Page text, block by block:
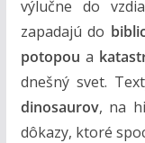
výlučne do
zapadajú do
potopou a
dnešný svet.
dinosaurov, na
dôkazy, ktoré